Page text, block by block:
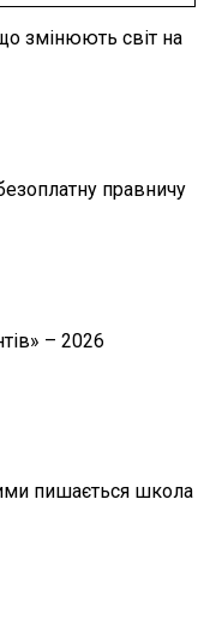
змінюють світ на
правничу
– 2026
пишається школа